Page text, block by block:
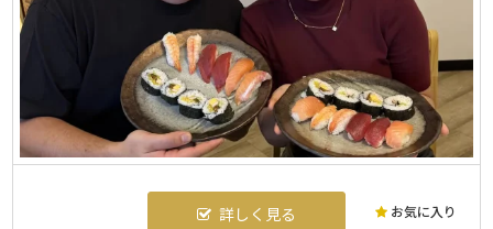
お気に入り
詳しく見る